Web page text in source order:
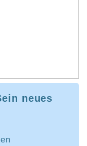
neues